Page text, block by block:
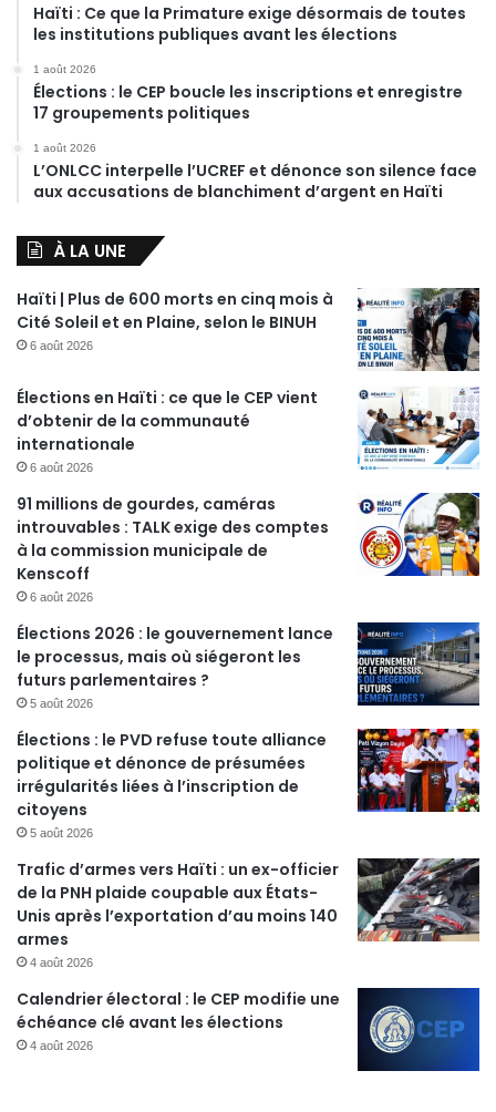
Haïti : Ce que la Primature exige désormais de toutes
les institutions publiques avant les élections
1 août 2026
Élections : le CEP boucle les inscriptions et enregistre
17 groupements politiques
1 août 2026
L’ONLCC interpelle l’UCREF et dénonce son silence face
aux accusations de blanchiment d’argent en Haïti
À LA UNE
Haïti | Plus de 600 morts en cinq mois à
Cité Soleil et en Plaine, selon le BINUH
6 août 2026
Élections en Haïti : ce que le CEP vient
d’obtenir de la communauté
internationale
6 août 2026
91 millions de gourdes, caméras
introuvables : TALK exige des comptes
à la commission municipale de
Kenscoff
6 août 2026
Élections 2026 : le gouvernement lance
le processus, mais où siégeront les
futurs parlementaires ?
5 août 2026
Élections : le PVD refuse toute alliance
politique et dénonce de présumées
irrégularités liées à l’inscription de
citoyens
5 août 2026
Trafic d’armes vers Haïti : un ex-officier
de la PNH plaide coupable aux États-
Unis après l’exportation d’au moins 140
armes
4 août 2026
Calendrier électoral : le CEP modifie une
échéance clé avant les élections
4 août 2026